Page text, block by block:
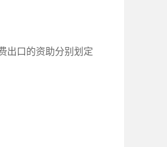
出口的资助分别划定